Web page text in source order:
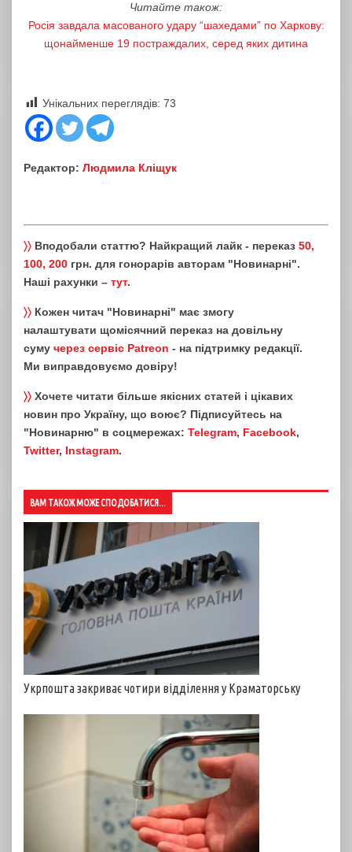
Читайте також:
Росія завдала масованого удару “шахедами” по Харкову:
щонайменше 19 постраждалих, серед яких дитина
Унікальних переглядів: 73
Редактор: Людмила Кліщук
〉〉 Вподобали статтю? Найкращий лайк - переказ 50,
100, 200 грн. для гонорарів авторам "Новинарні".
Наші рахунки – тут.
〉〉 Кожен читач "Новинарні" має змогу
налаштувати щомісячний переказ на довільну
суму через сервіс Patreon - на підтримку редакції.
Ми виправдовуємо довіру!
〉〉 Хочете читати більше якісних статей і цікавих
новин про Україну, що воює? Підписуйтесь на
"Новинарню" в соцмережах: Telegram, Facebook,
Twitter, Instagram.
ВАМ ТАКОЖ МОЖЕ СПОДОБАТИСЯ...
Укрпошта закриває чотири відділення у Краматорську